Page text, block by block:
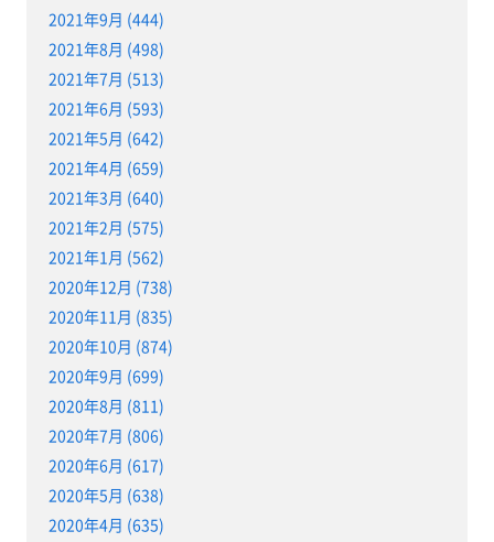
2021年9月 (444)
2021年8月 (498)
2021年7月 (513)
2021年6月 (593)
2021年5月 (642)
2021年4月 (659)
2021年3月 (640)
2021年2月 (575)
2021年1月 (562)
2020年12月 (738)
2020年11月 (835)
2020年10月 (874)
2020年9月 (699)
2020年8月 (811)
2020年7月 (806)
2020年6月 (617)
2020年5月 (638)
2020年4月 (635)